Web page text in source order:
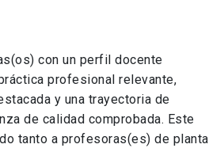
con un perfil docente
profesional relevante,
y una trayectoria de
de calidad comprobada. Este
tanto a profesoras(es) de planta